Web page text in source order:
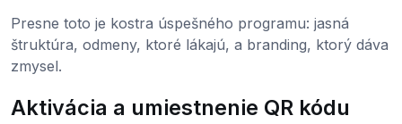
Presne toto je kostra úspešného programu: jasná
štruktúra, odmeny, ktoré lákajú, a branding, ktorý dáva
zmysel.
Aktivácia a umiestnenie QR kódu